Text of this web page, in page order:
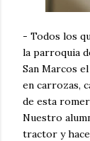
- Todos los
la parroquia
San Marcos
en carrozas,
de esta
Nuestro
tractor y